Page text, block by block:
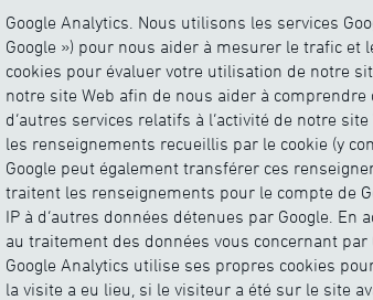
Google Analytics. Nous utilisons les services
Google ») pour nous aider à mesurer le trafic et
cookies pour évaluer votre utilisation de notre
notre site Web afin de nous aider à
d’autres services relatifs à l’activité de notre
les renseignements recueillis par le cookie (y
Google peut également transférer ces
traitent les renseignements pour le compte de
IP à d’autres données détenues par Google. En
au traitement des données vous concernant
Google Analytics utilise ses propres cookies
la visite a eu lieu, si le visiteur a été sur le site